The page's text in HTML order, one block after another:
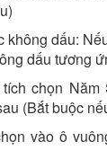
không dấu:
dấu tương
chọn Năm
(Bắt buộc
vào ô